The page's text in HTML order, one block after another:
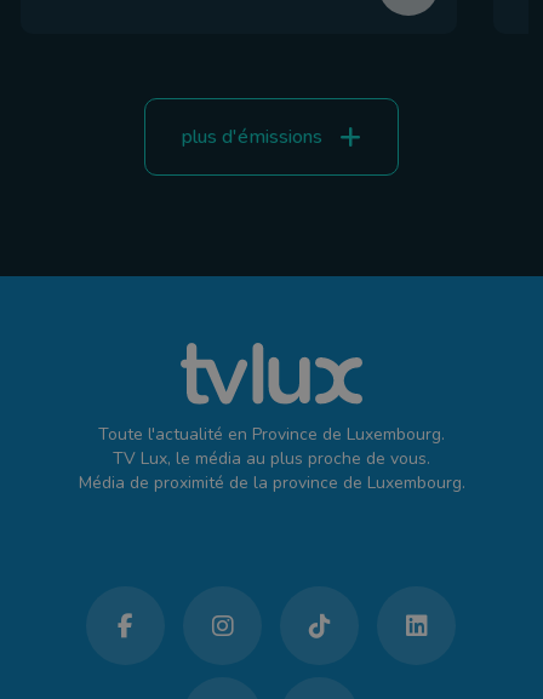
plus d'émissions
Toute l'actualité en Province de Luxembourg.
TV Lux, le média au plus proche de vous.
Média de proximité de la province de Luxembourg.